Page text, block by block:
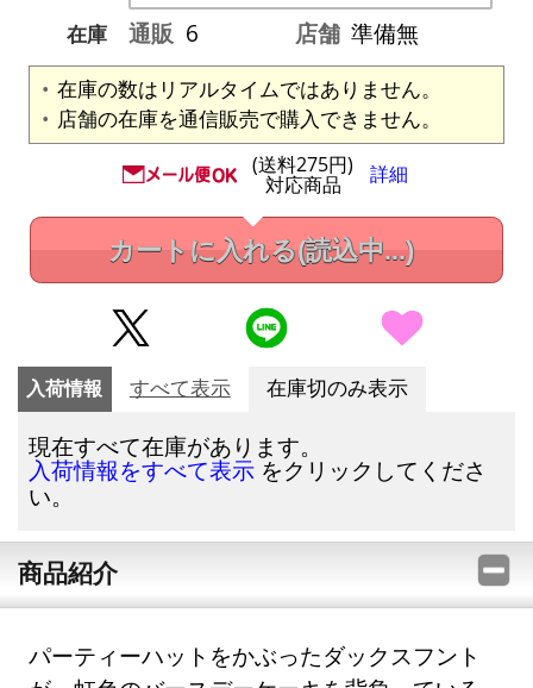
在庫
通販 6 店舗 準備無
在庫の数はリアルタイムではありません。
店舗の在庫を通信販売で購入できません。
(送料275円)
対応商品 詳細
カートに入れる(読込中...)
入荷情報 すべて表示 在庫切のみ表示
現在すべて在庫があります。
入荷情報をすべて表示 をクリックしてくださ
い。
商品紹介
パーティーハットをかぶったダックスフント